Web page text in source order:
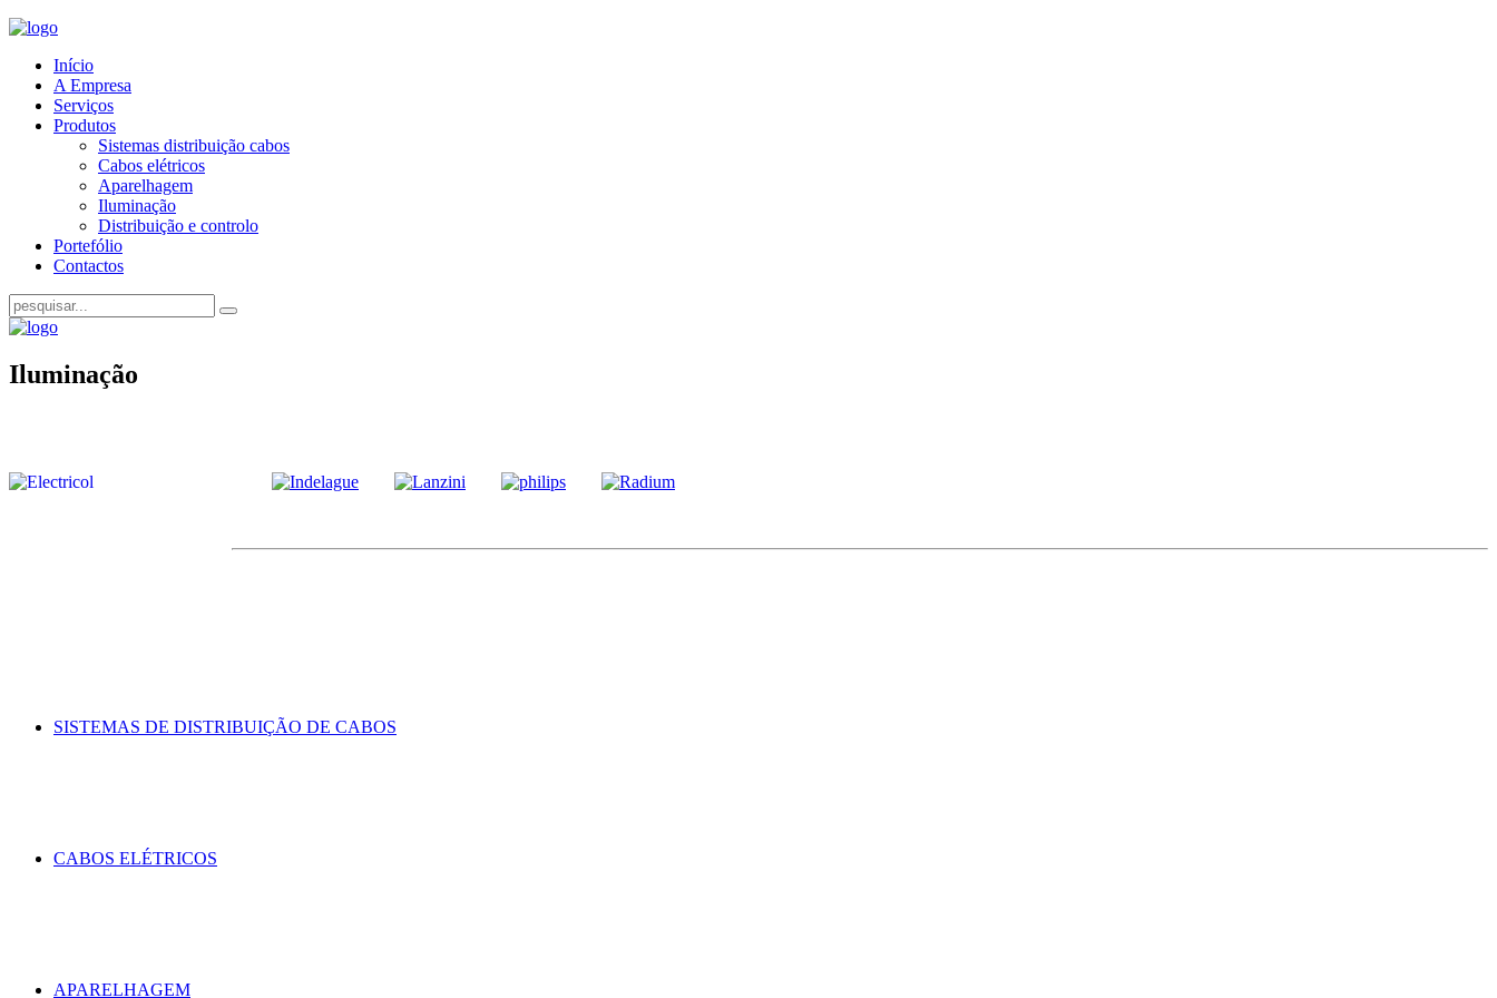
Início
A Empresa
Serviços
Produtos
Sistemas distribuição cabos
Cabos elétricos
Aparelhagem
Iluminação
Distribuição e controlo
Portefólio
Contactos
Iluminação
SISTEMAS DE DISTRIBUIÇÃO DE CABOS
CABOS ELÉTRICOS
APARELHAGEM